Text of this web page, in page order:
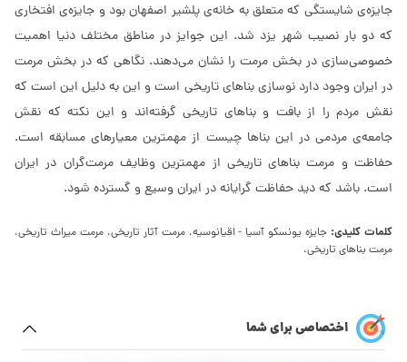
جایزه‌ی شایستگی که متعلق به خانه‌ی پلشیر اصفهان بود و جایزه‌ی افتخاری
که دو بار نصیب شهر یزد شد. این جوایز در مناطق مختلف دنیا اهمیت
خصوصی‌سازی در بخش مرمت را نشان می‌دهند. نگاهی که در بخش مرمت
در ایران وجود دارد نوسازی بناهای تاریخی است و این به دلیل این است که
نقش مردم را از بافت و بناهای تاریخی گرفته‌اند و این نکته که نقش
جامعه‌ی مردمی در این بناها چیست از مهمترین معیارهای مسابقه است.
حفاظت و مرمت بناهای تاریخی از مهمترین وظایف مرمت‌گران در ایران
است. باشد که دید حفاظت گرایانه در ایران وسیع و گسترده شود.
کلمات کلیدی: جایزه یونسکو آسیا - اقیانوسیه، مرمت آثار تاریخی، مرمت میراث تاریخی،
مرمت بناهای تاریخی،
اختصاصی برای شما